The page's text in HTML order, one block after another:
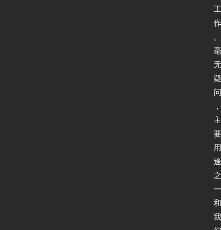
工
作
。
毫
无
疑
问
，
主
要
用
途
之
一
和
我